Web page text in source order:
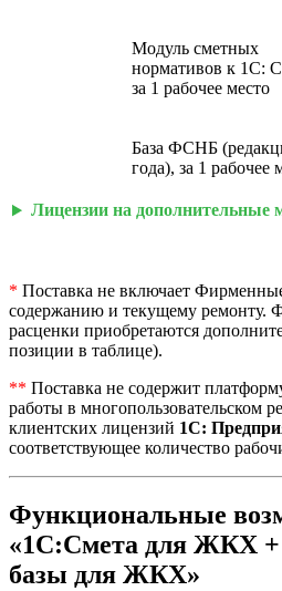
Модуль сметных
нормативов к 1С:
за 1 рабочее место
База ФСНБ
года), за 1 рабочее
Лицензии на дополнительные
* Поставка не включает
содержанию и текущему ремонту.
расценки приобретаются
позиции в таблице).
** Поставка не содержит
работы в многопользовательском
клиентских лицензий 1С:
соответствующее количество
Функциональные
«1С:Смета для ЖКХ +
базы для ЖКХ»